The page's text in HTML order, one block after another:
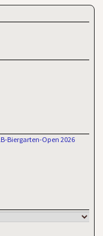
Biergarten-Open 2026